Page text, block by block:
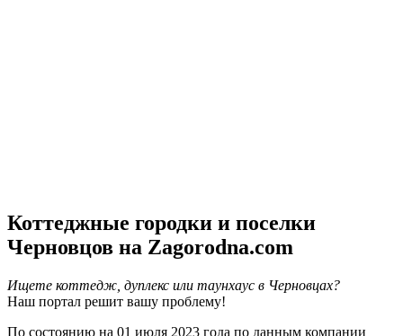
Коттеджные городки и поселки
Черновцов на Zagorodna.com
Ищете коттедж, дуплекс или таунхаус в Черновцах?
Наш портал решит вашу проблему!
По состоянию на 01 июля 2023 года по данным компании